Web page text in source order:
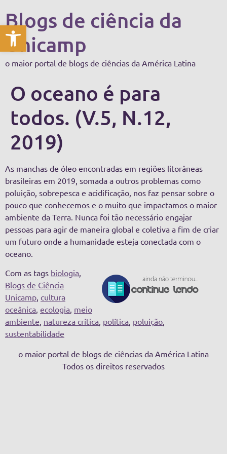
Abrir a barra de ferramentas
Blogs de ciência da
Unicamp
o maior portal de blogs de ciências da América Latina
O oceano é para
todos. (V.5, N.12,
2019)
As manchas de óleo encontradas em regiões litorâneas
brasileiras em 2019, somada a outros problemas como
poluição, sobrepesca e acidificação, nos faz pensar sobre o
pouco que conhecemos e o muito que impactamos o maior
ambiente da Terra. Nunca foi tão necessário engajar
pessoas para agir de maneira global e coletiva a fim de criar
um futuro onde a humanidade esteja conectada com o
oceano.
Com as tags biologia,
Blogs de Ciência
Unicamp, cultura
oceânica, ecologia, meio
ambiente, natureza crítica, política, poluição,
sustentabilidade
o maior portal de blogs de ciências da América Latina
Todos os direitos reservados